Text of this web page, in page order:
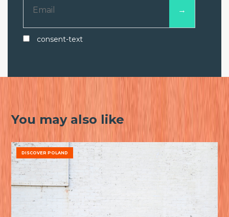
consent-text
You may also like
DISCOVER POLAND